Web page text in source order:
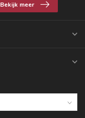
Bekijk meer